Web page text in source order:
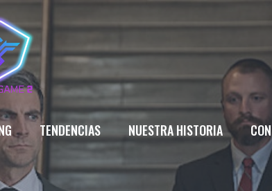
TENDENCIAS NUESTRA HISTORIA